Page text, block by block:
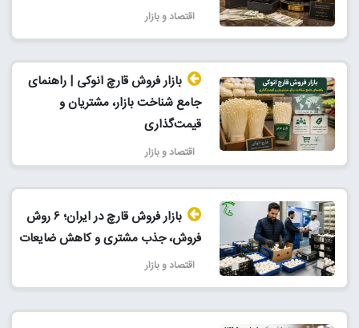
اقتصاد و بازار
بازار فروش قارچ انوکی | راهنمای
جامع شناخت بازار، مشتریان و
قیمت‌گذاری
اقتصاد و بازار
بازار فروش قارچ در ایران؛ ۶ روش
فروش، جذب مشتری و کاهش ضایعات
اقتصاد و بازار